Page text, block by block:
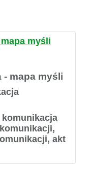
myśli
- mapa myśli
komunikacja
akt